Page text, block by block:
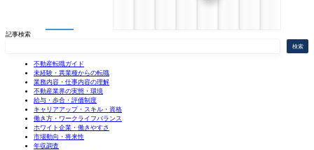
記事検索
検索
不動産転職ガイド
未経験・異業種からの転職
業務内容・仕事内容の理解
不動産業界の実態・環境
給与・歩合・評価制度
キャリアアップ・スキル・資格
働き方・ワークライフバランス
ホワイト企業・働きやすさ
市場動向・将来性
年収調査